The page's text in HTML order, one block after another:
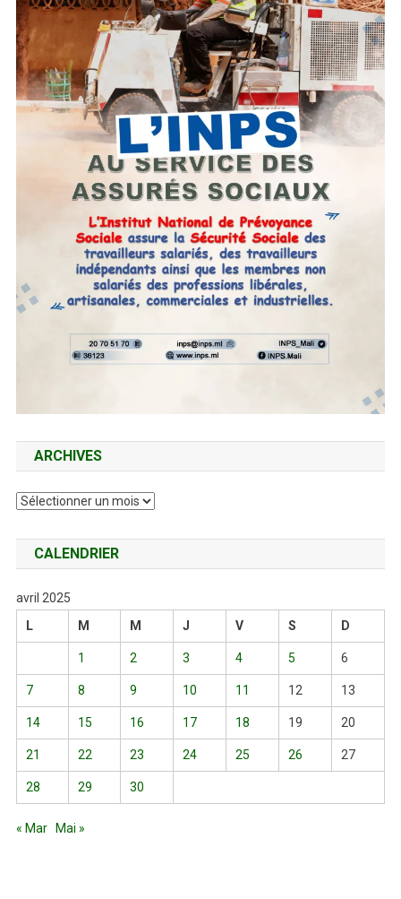
ARCHIVES
Archives
CALENDRIER
avril 2025
L
M M J V S D
1 2 3 4 5 6
7 8 9 10 11 12 13
14 15 16 17 18 19 20
21 22 23 24 25 26 27
28 29 30
« Mar Mai »